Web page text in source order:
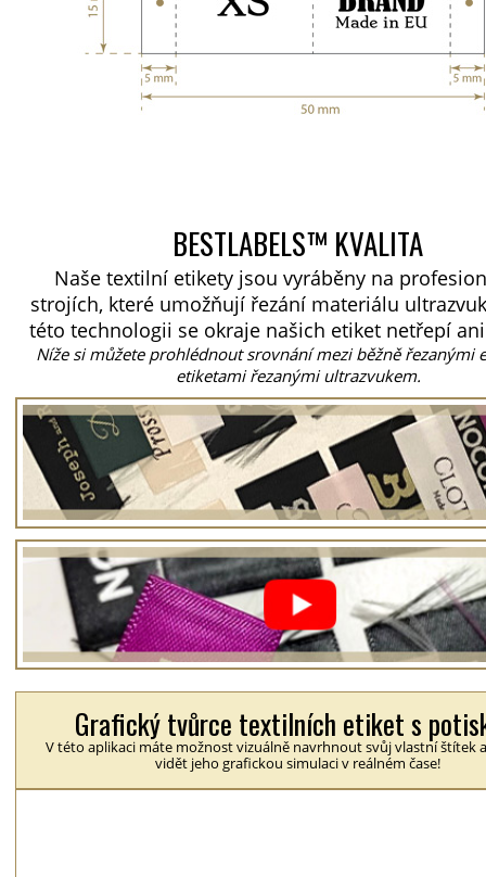
BESTLABELS™ KVALITA
Naše textilní etikety jsou vyráběny na
strojích, které umožňují řezání materiálu
této technologii se okraje našich etiket netřepí
Níže si můžete prohlédnout srovnání mezi běžně řezanými
etiketami řezanými ultrazvukem.
Grafický tvůrce textilních etiket s
V této aplikaci máte možnost vizuálně navrhnout svůj vlastní štítek
vidět jeho grafickou simulaci v reálném čase!